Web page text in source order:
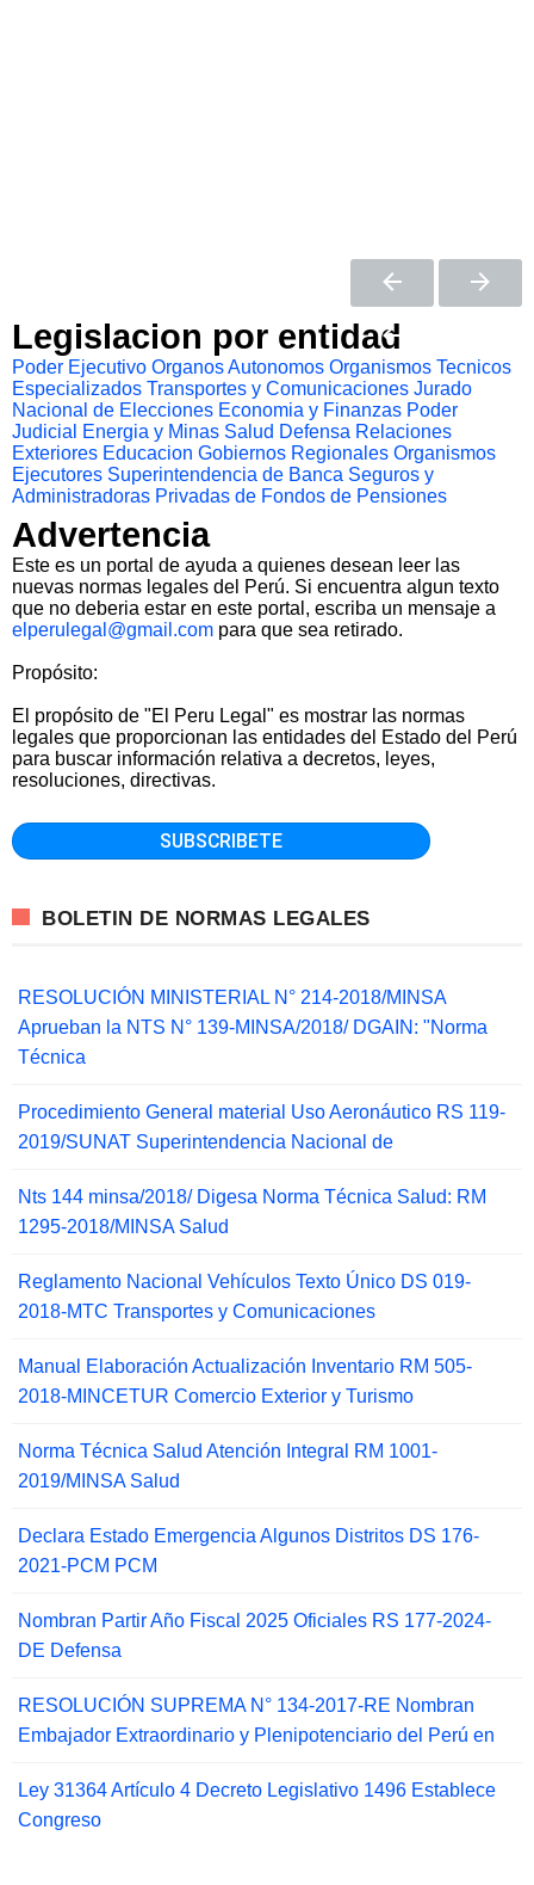
Legislacion por entidad
Poder Ejecutivo Organos Autonomos Organismos Tecnicos
Especializados Transportes y Comunicaciones Jurado
Nacional de Elecciones Economia y Finanzas Poder
Judicial
Energia y Minas Salud Defensa Relaciones
Exteriores Educacion Gobiernos Regionales Organismos
Ejecutores Superintendencia de Banca Seguros y
Administradoras Privadas de Fondos de Pensiones
Advertencia
Este es un portal de ayuda a quienes desean leer las
nuevas normas legales del Perú. Si encuentra algun texto
que no deberia estar en este portal, escriba un mensaje a
elperulegal@gmail.com para que sea retirado.
Propósito:
El propósito de "El Peru Legal" es mostrar las normas
legales que proporcionan las entidades del Estado del Perú
para buscar información relativa a decretos, leyes,
resoluciones, directivas.
BOLETIN DE NORMAS LEGALES
RESOLUCIÓN MINISTERIAL N° 214-2018/MINSA
Aprueban la NTS N° 139-MINSA/2018/ DGAIN: "Norma
Técnica
Procedimiento General material Uso Aeronáutico RS 119-
2019/SUNAT Superintendencia Nacional de
Nts 144 minsa/2018/ Digesa Norma Técnica Salud: RM
1295-2018/MINSA Salud
Reglamento Nacional Vehículos Texto Único DS 019-
2018-MTC Transportes y Comunicaciones
Manual Elaboración Actualización Inventario RM 505-
2018-MINCETUR Comercio Exterior y Turismo
Norma Técnica Salud Atención Integral RM 1001-
2019/MINSA Salud
Declara Estado Emergencia Algunos Distritos DS 176-
2021-PCM PCM
Nombran Partir Año Fiscal 2025 Oficiales RS 177-2024-
DE Defensa
RESOLUCIÓN SUPREMA N° 134-2017-RE Nombran
Embajador Extraordinario y Plenipotenciario del Perú en
Ley 31364 Artículo 4 Decreto Legislativo 1496 Establece
Congreso